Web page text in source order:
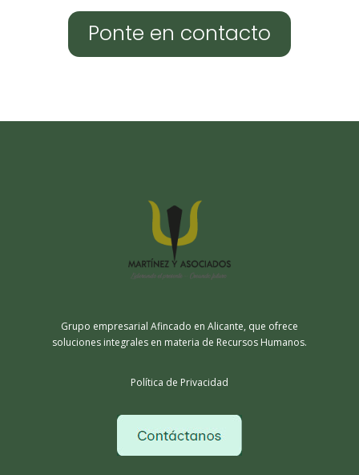
Ponte en contacto
Grupo empresarial Afincado en Alicante, que ofrece
soluciones integrales en materia de Recursos Humanos.
Política de Privacidad